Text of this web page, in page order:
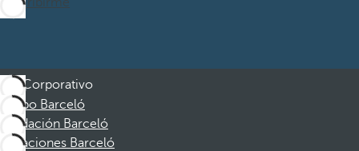
Corporativo
Grupo Barceló
Fundación Barceló
Vacaciones Barceló